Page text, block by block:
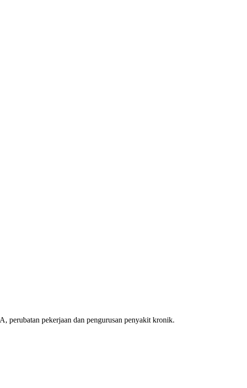
perubatan pekerjaan dan pengurusan penyakit kronik.